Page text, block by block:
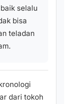
selalu
bisa
teladan
dari tokoh